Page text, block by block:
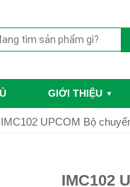
GIỚI THIỆU
IMC102 UPCOM Bộ
IMC102